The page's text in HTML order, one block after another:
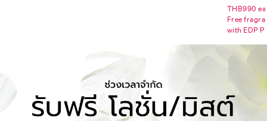
THB990
Free
with EDP